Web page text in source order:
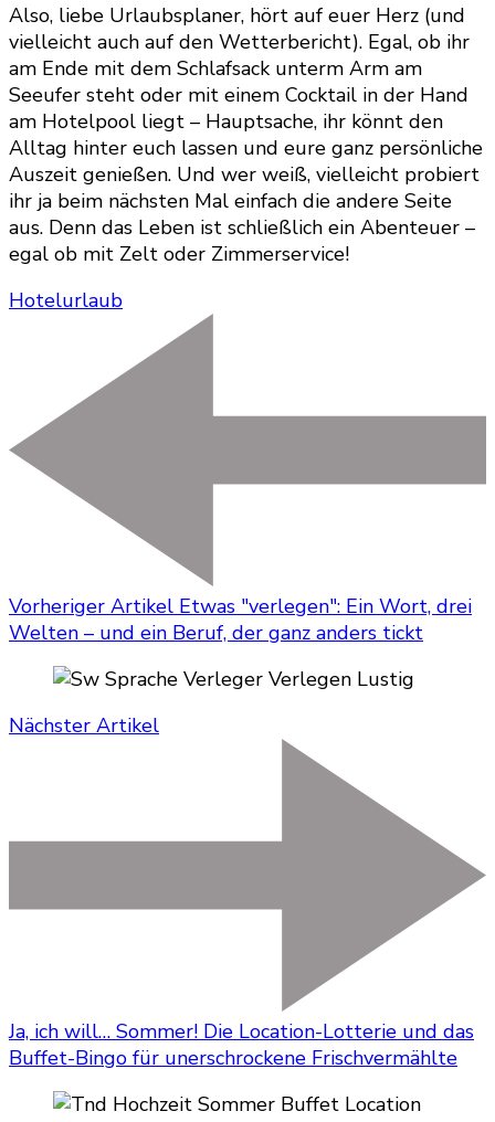
Also, liebe Urlaubsplaner, hört auf euer Herz (und
vielleicht auch auf den Wetterbericht). Egal, ob ihr
am Ende mit dem Schlafsack unterm Arm am
Seeufer steht oder mit einem Cocktail in der Hand
am Hotelpool liegt – Hauptsache, ihr könnt den
Alltag hinter euch lassen und eure ganz persönliche
Auszeit genießen. Und wer weiß, vielleicht probiert
ihr ja beim nächsten Mal einfach die andere Seite
aus. Denn das Leben ist schließlich ein Abenteuer –
egal ob mit Zelt oder Zimmerservice!
Hotelurlaub
Vorheriger Artikel Etwas "verlegen": Ein Wort, drei
Welten – und ein Beruf, der ganz anders tickt
Nächster Artikel
Ja, ich will… Sommer! Die Location-Lotterie und das
Buffet-Bingo für unerschrockene Frischvermählte